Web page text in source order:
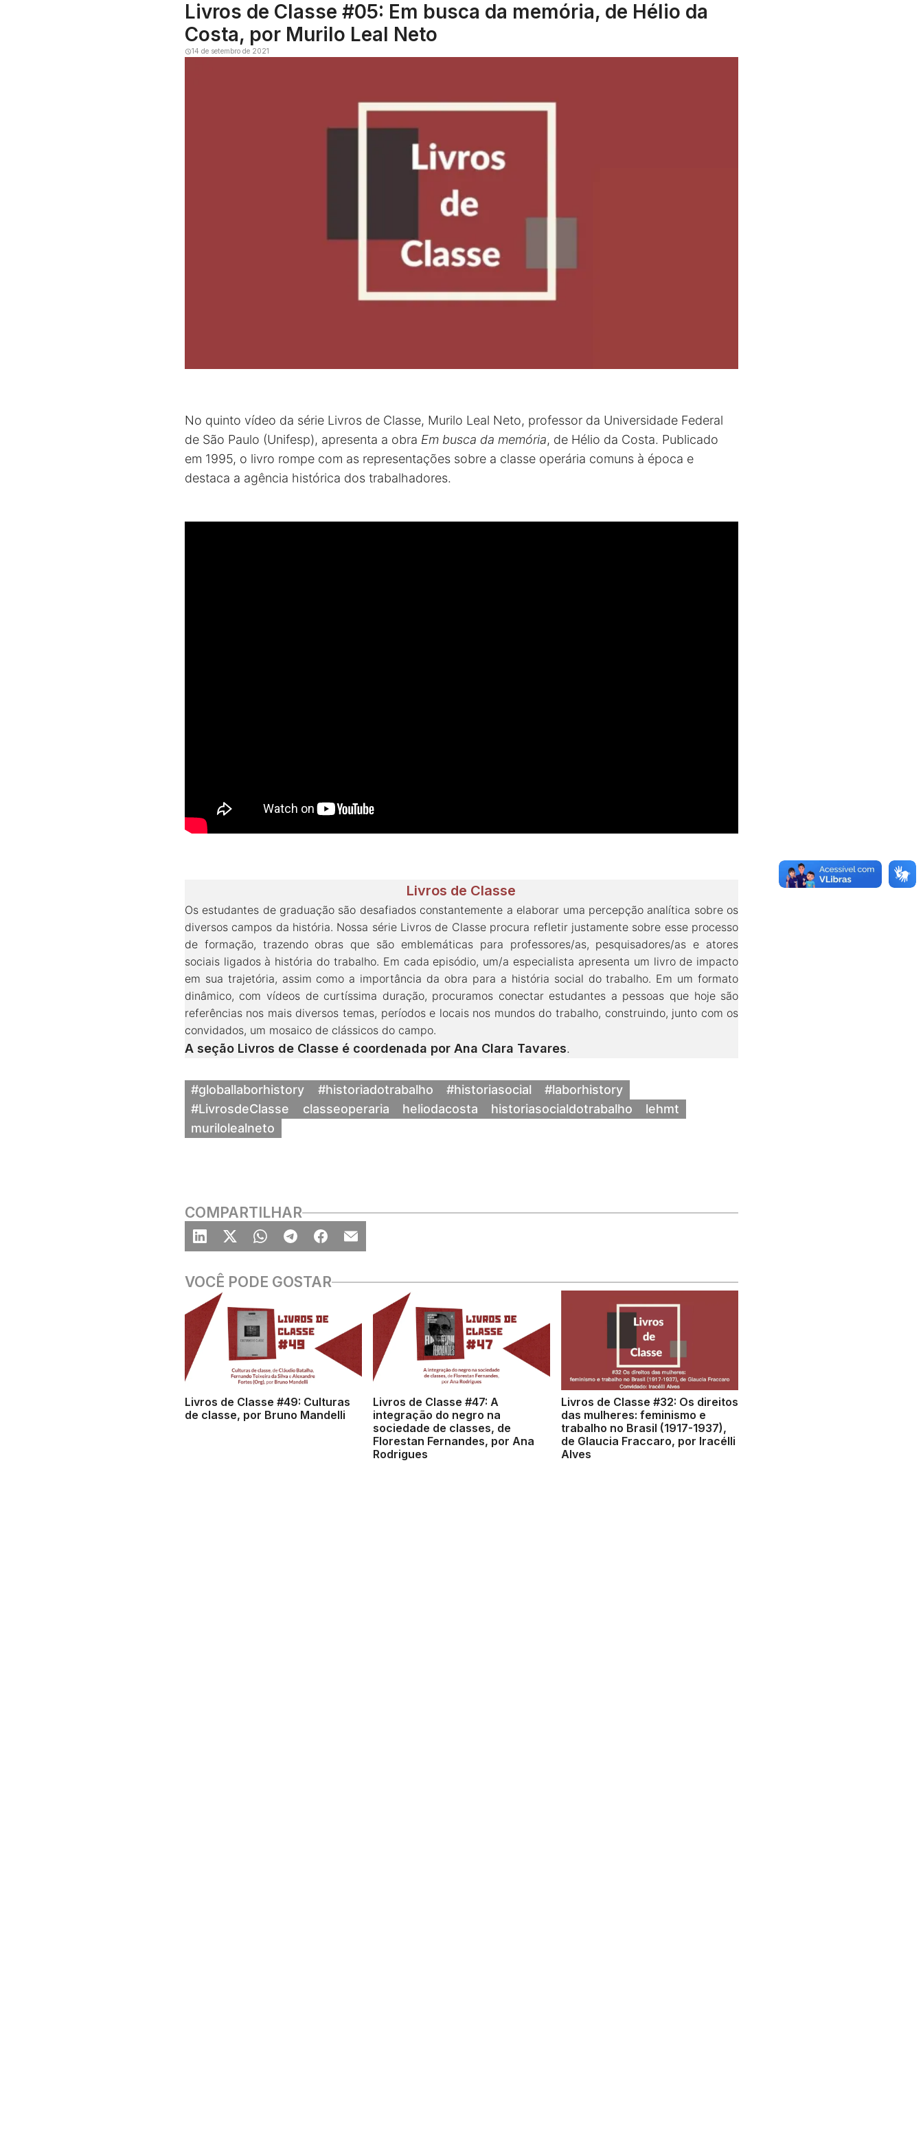
Livros de Classe #05: Em busca da memória, de Hélio da
Costa, por Murilo Leal Neto
14 de setembro de 2021
No quinto vídeo da série Livros de Classe, Murilo Leal Neto, professor da Universidade Federal
de São Paulo (Unifesp), apresenta a obra Em busca da memória, de Hélio da Costa. Publicado
em 1995, o livro rompe com as representações sobre a classe operária comuns à época e
destaca a agência histórica dos trabalhadores.
Livros de Classe
Os estudantes de graduação são desafiados constantemente a elaborar uma percepção analítica sobre os
diversos campos da história. Nossa série Livros de Classe procura refletir justamente sobre esse processo
de formação, trazendo obras que são emblemáticas para professores/as, pesquisadores/as e atores
sociais ligados à história do trabalho. Em cada episódio, um/a especialista apresenta um livro de impacto
em sua trajetória, assim como a importância da obra para a história social do trabalho. Em um formato
dinâmico, com vídeos de curtíssima duração, procuramos conectar estudantes a pessoas que hoje são
referências nos mais diversos temas, períodos e locais nos mundos do trabalho, construindo, junto com os
convidados, um mosaico de clássicos do campo.
A seção Livros de Classe é coordenada por Ana Clara Tavares.
#globallaborhistory #historiadotrabalho #historiasocial
#laborhistory
#LivrosdeClasse
classeoperaria heliodacosta historiasocialdotrabalho
lehmt
murilolealneto
COMPARTILHAR
VOCÊ PODE GOSTAR
Livros de Classe #49: Culturas
de classe, por Bruno Mandelli
Livros de Classe #47: A
integração do negro na
sociedade de classes, de
Florestan Fernandes, por Ana
Rodrigues
Livros de Classe #32: Os direitos
das mulheres: feminismo e
trabalho no Brasil (1917-1937),
de Glaucia Fraccaro, por Iracélli
Alves